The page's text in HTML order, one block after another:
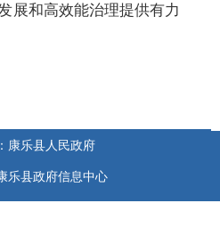
展和高效能治理提供有力
康乐县人民政府
乐县政府信息中心